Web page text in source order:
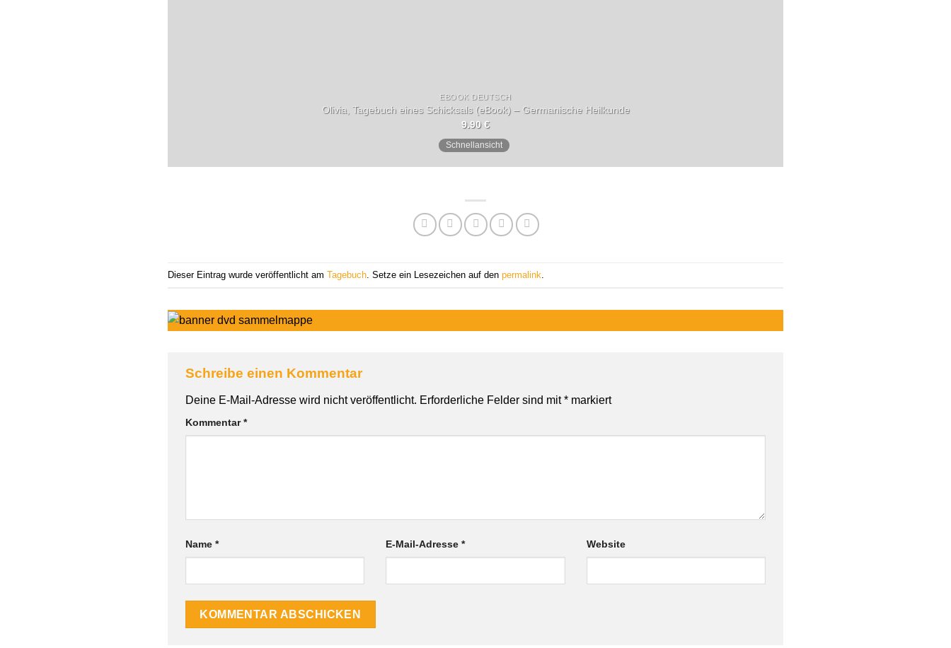
EBOOK DEUTSCH
Olivia, Tagebuch eines Schicksals (eBook) – Germanische Heilkunde
9.90€
Schnellansicht
Dieser Eintrag wurde veröffentlicht am Tagebuch . Setze ein Lesezeichen auf den permalink
Schreibe einen Kommentar
Deine E-Mail-Adresse wird nicht veröffentlicht. Erforderliche Felder sind mit* markiert
Kommentar*
Name * E-Mail-Adresse* Website